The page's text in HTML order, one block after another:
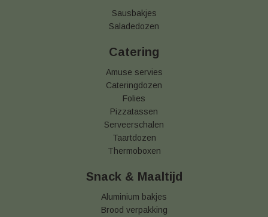
Sausbakjes
Saladedozen
Catering
Amuse servies
Cateringdozen
Folies
Pizzatassen
Serveerschalen
Taartdozen
Thermoboxen
Snack & Maaltijd
Aluminium bakjes
Brood verpakking